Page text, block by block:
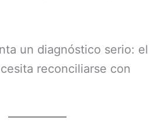
un diagnóstico serio: el
reconciliarse con